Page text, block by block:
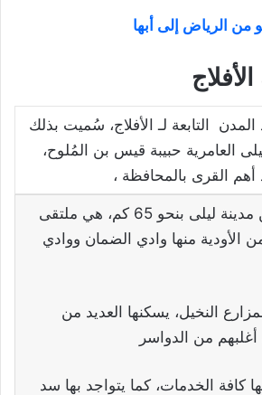
من الرياض إلى أبها
التابعة لـ الأفلاج، سُميت بذلك
العامرية حبيبة قيس بن المُلوح،
القرى بالمحافظة ،
تبعد عن مدينة ليلى بنحو 65 كم، هي ملتقى
الأودية منها وادي الضمان ووادي
النخيل، يسكنها العديد من
أغلبهم من الدواسر
كافة الخدمات، كما يتواجد بها سد